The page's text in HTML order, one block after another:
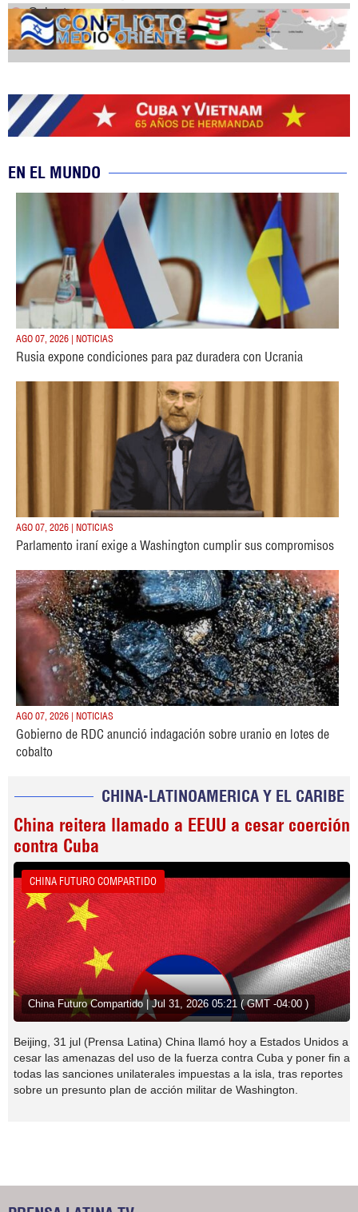
Cobertura
EN EL MUNDO
AGO 07, 2026 | NOTICIAS
Rusia expone condiciones para paz duradera con Ucrania
AGO 07, 2026 | NOTICIAS
Parlamento iraní exige a Washington cumplir sus compromisos
AGO 07, 2026 | NOTICIAS
Gobierno de RDC anunció indagación sobre uranio en lotes de
cobalto
CHINA-LATINOAMERICA Y EL CARIBE
China reitera llamado a EEUU a cesar coerción
contra Cuba
CHINA FUTURO COMPARTIDO
China Futuro Compartido | Jul 31, 2026 05:21 ( GMT -04:00 )
Beijing, 31 jul (Prensa Latina) China llamó hoy a Estados Unidos a
cesar las amenazas del uso de la fuerza contra Cuba y poner fin a
todas las sanciones unilaterales impuestas a la isla, tras reportes
sobre un presunto plan de acción militar de Washington.